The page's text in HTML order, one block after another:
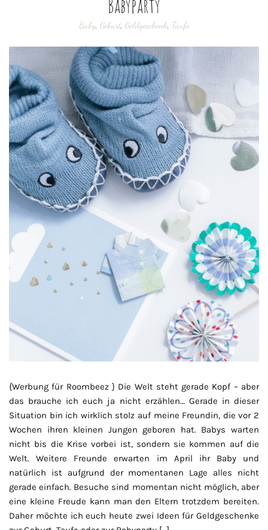
Babyparty
Baby, Geburt, Geldgeschenk, Taufe
{Werbung für Roombeez } Die Welt steht gerade Kopf – aber
das brauche ich euch ja nicht erzählen… Gerade in dieser
Situation bin ich wirklich stolz auf meine Freundin, die vor 2
Wochen ihren kleinen Jungen geboren hat. Babys warten
nicht bis die Krise vorbei ist, sondern sie kommen auf die
Welt. Weitere Freunde erwarten im April ihr Baby und
natürlich ist aufgrund der momentanen Lage alles nicht
gerade einfach. Besuche sind momentan nicht möglich, aber
eine kleine Freude kann man den Eltern trotzdem bereiten.
Daher möchte ich euch heute zwei Ideen für Geldgeschenke